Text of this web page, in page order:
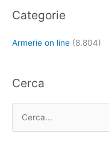
Categorie
Armerie on line (8.804)
Cerca